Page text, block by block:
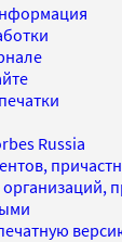
Russia